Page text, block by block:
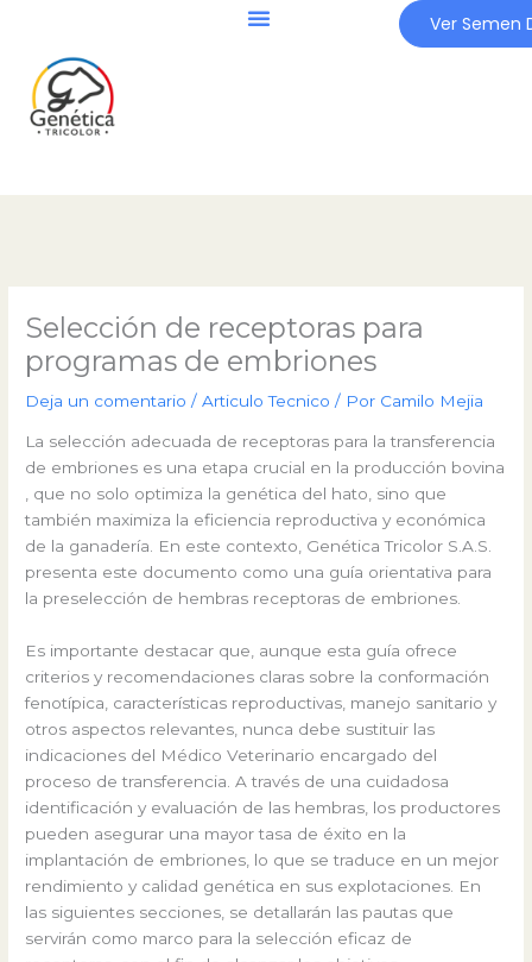
contenido
Ver Semen
Selección de receptoras para
programas de embriones
Deja un comentario /Articulo Tecnico / Por Camilo Mejia
La selección adecuada de receptoras para la transferencia
de embriones es una etapa crucial en la producción bovina
, que no solo optimiza la genética del hato, sino que
también maximiza la eficiencia reproductiva y económica
de la ganadería. En este contexto, Genética Tricolor S.A.S.
presenta este documento como una guía orientativa para
la preselección de hembras receptoras de embriones.
Es importante destacar que, aunque esta guía ofrece
criterios y recomendaciones claras sobre la conformación
fenotípica, características reproductivas, manejo sanitario y
otros aspectos relevantes, nunca debe sustituir las
indicaciones del Médico Veterinario encargado del
proceso de transferencia. A través de una cuidadosa
identificación y evaluación de las hembras, los productores
pueden asegurar una mayor tasa de éxito en la
implantación de embriones, lo que se traduce en un mejor
rendimiento y calidad genética en sus explotaciones. En
las siguientes secciones, se detallarán las pautas que
servirán como marco para la selección eficaz de